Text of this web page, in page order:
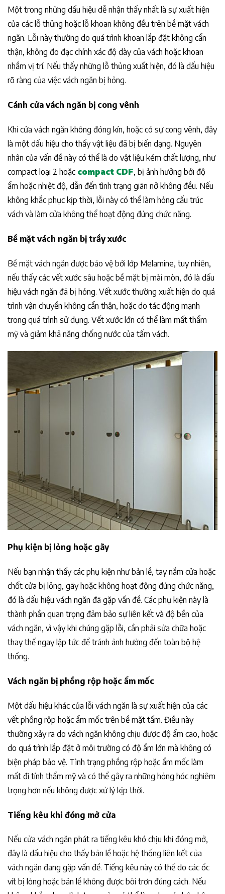
Một trong những dấu hiệu dễ nhận thấy nhất là sự xuất hiện
của các lỗ thủng hoặc lỗ khoan không đều trên bề mặt vách
ngăn. Lỗi này thường do quá trình khoan lắp đặt không cẩn
thận, không đo đạc chính xác độ dày của vách hoặc khoan
nhầm vị trí. Nếu thấy những lỗ thủng xuất hiện, đó là dấu hiệu
rõ ràng của việc vách ngăn bị hỏng.
Cánh cửa vách ngăn bị cong vênh
Khi cửa vách ngăn không đóng kín, hoặc có sự cong vênh, đây
là một dấu hiệu cho thấy vật liệu đã bị biến dạng. Nguyên
nhân của vấn đề này có thể là do vật liệu kém chất lượng, như
compact loại 2 hoặc compact CDF, bị ảnh hưởng bởi độ
ẩm hoặc nhiệt độ, dẫn đến tình trạng giãn nở không đều. Nếu
không khắc phục kịp thời, lỗi này có thể làm hỏng cấu trúc
vách và làm cửa không thể hoạt động đúng chức năng.
Bề mặt vách ngăn bị trầy xước
Bề mặt vách ngăn được bảo vệ bởi lớp Melamine, tuy nhiên,
nếu thấy các vết xước sâu hoặc bề mặt bị mài mòn, đó là dấu
hiệu vách ngăn đã bị hỏng. Vết xước thường xuất hiện do quá
trình vận chuyển không cẩn thận, hoặc do tác động mạnh
trong quá trình sử dụng. Vết xước lớn có thể làm mất thẩm
mỹ và giảm khả năng chống nước của tấm vách.
Phụ kiện bị lỏng hoặc gãy
Nếu bạn nhận thấy các phụ kiện như bản lề, tay nắm cửa hoặc
chốt cửa bị lỏng, gãy hoặc không hoạt động đúng chức năng,
đó là dấu hiệu vách ngăn đã gặp vấn đề. Các phụ kiện này là
thành phần quan trọng đảm bảo sự liên kết và độ bền của
vách ngăn, vì vậy khi chúng gặp lỗi, cần phải sửa chữa hoặc
thay thế ngay lập tức để tránh ảnh hưởng đến toàn bộ hệ
thống.
Vách ngăn bị phồng rộp hoặc ẩm mốc
Một dấu hiệu khác của lỗi vách ngăn là sự xuất hiện của các
vết phồng rộp hoặc ẩm mốc trên bề mặt tấm. Điều này
thường xảy ra do vách ngăn không chịu được độ ẩm cao, hoặc
do quá trình lắp đặt ở môi trường có độ ẩm lớn mà không có
biện pháp bảo vệ. Tình trạng phồng rộp hoặc ẩm mốc làm
mất đi tính thẩm mỹ và có thể gây ra những hỏng hóc nghiêm
trọng hơn nếu không được xử lý kịp thời.
Tiếng kêu khi đóng mở cửa
Nếu cửa vách ngăn phát ra tiếng kêu khó chịu khi đóng mở,
đây là dấu hiệu cho thấy bản lề hoặc hệ thống liên kết của
vách ngăn đang gặp vấn đề. Tiếng kêu này có thể do các ốc
vít bị lỏng hoặc bản lề không được bôi trơn đúng cách. Nếu